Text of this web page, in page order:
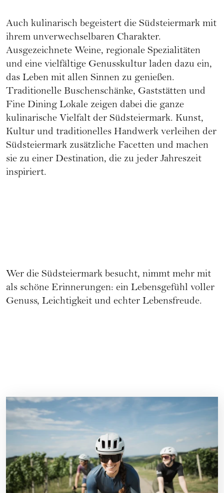
Auch kulinarisch begeistert die Südsteiermark mit
ihrem unverwechselbaren Charakter.
Ausgezeichnete Weine, regionale Spezialitäten
und eine vielfältige Genusskultur laden dazu ein,
das Leben mit allen Sinnen zu genießen.
Traditionelle Buschenschänke, Gaststätten und
Fine Dining Lokale zeigen dabei die ganze
kulinarische Vielfalt der Südsteiermark. Kunst,
Kultur und traditionelles Handwerk verleihen der
Südsteiermark zusätzliche Facetten und machen
sie zu einer Destination, die zu jeder Jahreszeit
inspiriert.
Wer die Südsteiermark besucht, nimmt mehr mit
als schöne Erinnerungen: ein Lebensgefühl voller
Genuss, Leichtigkeit und echter Lebensfreude.